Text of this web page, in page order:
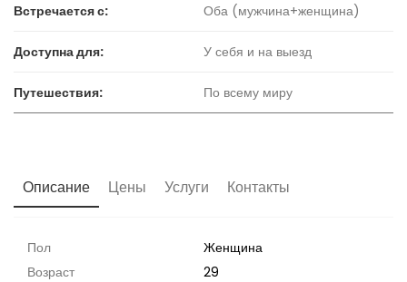
Встречается с: Оба (мужчина+женщина)
Доступна для: У себя и на выезд
Путешествия: По всему миру
Описание Цены Услуги Контакты
Пол
Женщина
Возраст
29